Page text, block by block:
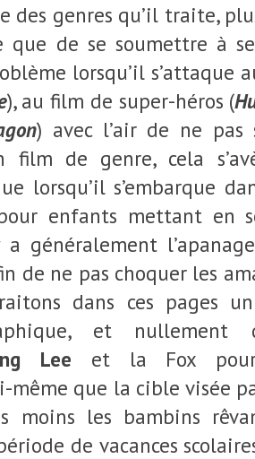
des genres qu’il traite,
que de se soumettre à
lorsqu’il s’attaque
), au film de super-héros (
) avec l’air de ne
film de genre, cela
lorsqu’il s’embarque
enfants mettant en
a généralement
de ne pas choquer les
dans ces pages
et
Lee et la Fox
même que la cible visée
moins les bambins
de vacances